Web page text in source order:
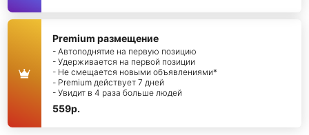
Premium размещение
- Автоподнятие на первую позицию
- Удерживается на первой позиции
- Не смещается новыми объявлениями*
- Premium действует 7 дней
- Увидит в 4 раза больше людей
559р.